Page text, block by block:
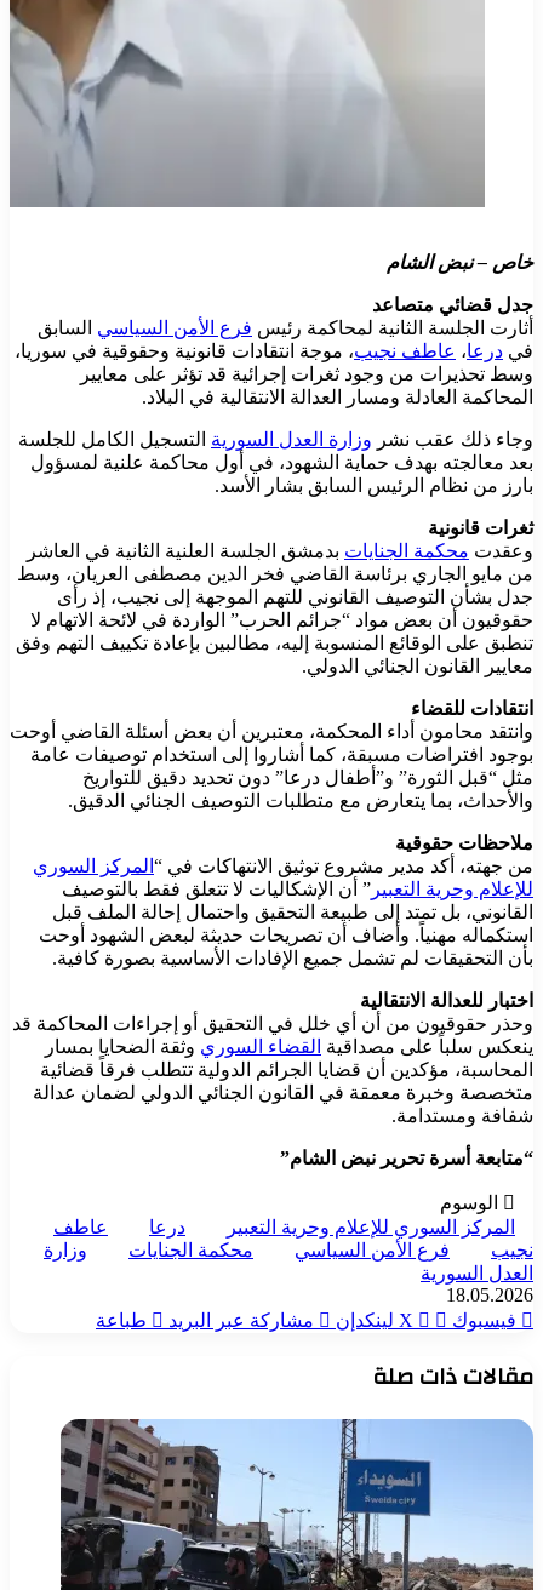
خاص – نبض الشام
جدل قضائي متصاعد
أثارت الجلسة الثانية لمحاكمة رئيس فرع الأمن السياسي السابق
في درعا، عاطف نجيب، موجة انتقادات قانونية وحقوقية في سوريا،
وسط تحذيرات من وجود ثغرات إجرائية قد تؤثر على معايير
المحاكمة العادلة ومسار العدالة الانتقالية في البلاد.
وجاء ذلك عقب نشر وزارة العدل السورية التسجيل الكامل للجلسة
بعد معالجته بهدف حماية الشهود، في أول محاكمة علنية لمسؤول
بارز من نظام الرئيس السابق بشار الأسد.
ثغرات قانونية
وعقدت محكمة الجنايات بدمشق الجلسة العلنية الثانية في العاشر
من مايو الجاري برئاسة القاضي فخر الدين مصطفى العريان، وسط
جدل بشأن التوصيف القانوني للتهم الموجهة إلى نجيب، إذ رأى
حقوقيون أن بعض مواد “جرائم الحرب” الواردة في لائحة الاتهام لا
تنطبق على الوقائع المنسوبة إليه، مطالبين بإعادة تكييف التهم وفق
معايير القانون الجنائي الدولي.
انتقادات للقضاء
وانتقد محامون أداء المحكمة، معتبرين أن بعض أسئلة القاضي أوحت
بوجود افتراضات مسبقة، كما أشاروا إلى استخدام توصيفات عامة
مثل “قبل الثورة” و”أطفال درعا” دون تحديد دقيق للتواريخ
والأحداث، بما يتعارض مع متطلبات التوصيف الجنائي الدقيق.
ملاحظات حقوقية
من جهته، أكد مدير مشروع توثيق الانتهاكات في “ المركز السوري
للإعلام وحرية التعبير ” أن الإشكاليات لا تتعلق فقط بالتوصيف
القانوني، بل تمتد إلى طبيعة التحقيق واحتمال إحالة الملف قبل
استكماله مهنياً. وأضاف أن تصريحات حديثة لبعض الشهود أوحت
بأن التحقيقات لم تشمل جميع الإفادات الأساسية بصورة كافية.
اختبار للعدالة الانتقالية
وحذر حقوقيون من أن أي خلل في التحقيق أو إجراءات المحاكمة قد
ينعكس سلباً على مصداقية القضاء السوري وثقة الضحايا بمسار
المحاسبة، مؤكدين أن قضايا الجرائم الدولية تتطلب فرقاً قضائية
متخصصة وخبرة معمقة في القانون الجنائي الدولي لضمان عدالة
شفافة ومستدامة.
“متابعة أسرة تحرير نبض الشام”
الوسوم
المركز السوري للإعلام وحرية التعبير
درعا
عاطف
نجيب
فرع الأمن السياسي محكمة الجنايات
وزارة
العدل السورية
18.05.2026
فيسبوك
‫X لينكدإن مشاركة عبر البريد طباعة
مقالات ذات صلة